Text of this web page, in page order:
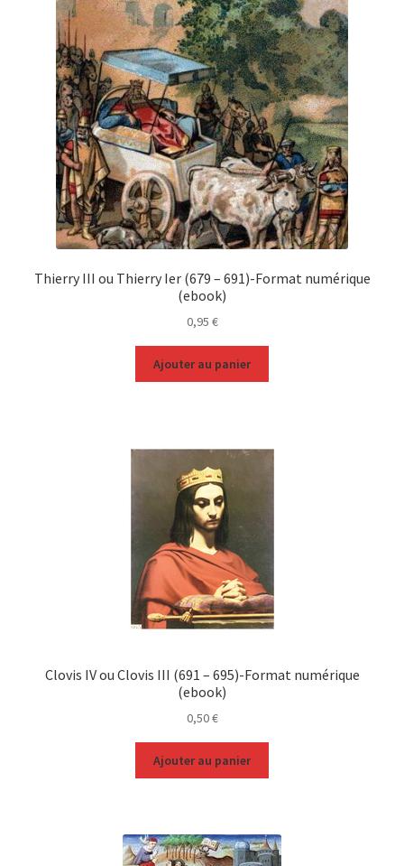
Thierry III ou Thierry Ier (679 – 691)-Format numérique
(ebook)
0,95 €
Ajouter au panier
Clovis IV ou Clovis III (691 – 695)-Format numérique
(ebook)
0,50€
Ajouter au panier